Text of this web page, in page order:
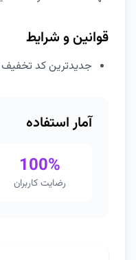
قوانین و شرایط
جدیدترین کد تخفیف
آمار استفاده
100%
رضایت کاربران